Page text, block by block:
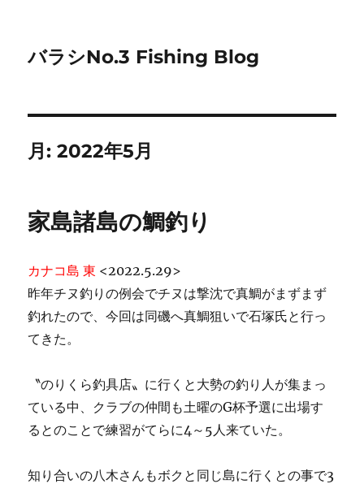
バラシNo.3 Fishing Blog
月:2022年5月
家島諸島の鯛釣り
カナコ島 東 <2022.5.29>
昨年チヌ釣りの例会でチヌは撃沈で真鯛がまずまず
釣れたので、今回は同磯へ真鯛狙いで石塚氏と行っ
てきた。
〝のりくら釣具店〟に行くと大勢の釣り人が集まっ
ている中、クラブの仲間も土曜のG杯予選に出場す
るとのことで練習がてらに4～5人来ていた。
知り合いの八木さんもボクと同じ島に行くとの事で3